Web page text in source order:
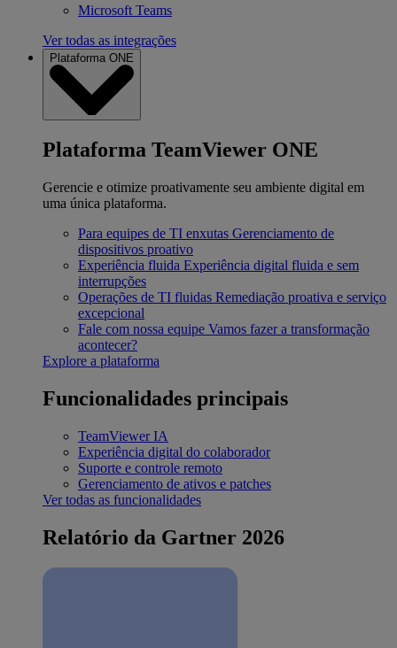
Microsoft Teams
Ver todas as integrações
Plataforma ONE
Plataforma TeamViewer ONE
Gerencie e otimize proativamente seu ambiente digital em
uma única plataforma.
Para equipes de TI enxutas Gerenciamento de
dispositivos proativo
Experiência fluida Experiência digital fluida e sem
interrupções
Operações de TI fluidas Remediação proativa e serviço
excepcional
Fale com nossa equipe Vamos fazer a transformação
acontecer?
Explore a plataforma
Funcionalidades principais
TeamViewer IA
Experiência digital do colaborador
Suporte e controle remoto
Gerenciamento de ativos e patches
Ver todas as funcionalidades
Relatório da Gartner 2026